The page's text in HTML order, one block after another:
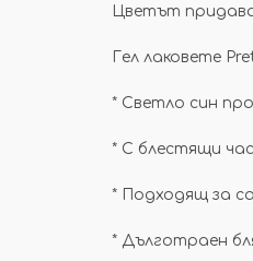
Цветът
Гел лаковете
* Светло син
* С блестящи
* Подходящ за
* Дълготраен